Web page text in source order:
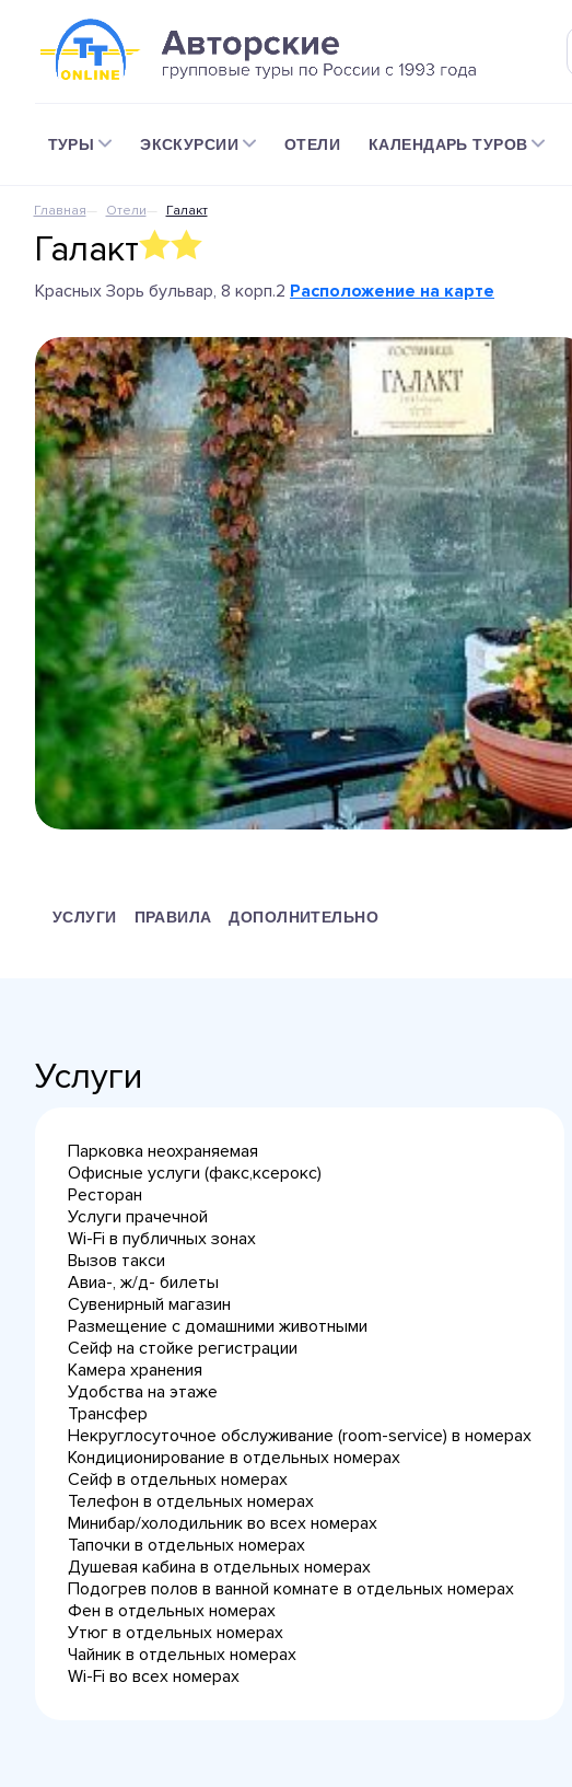
ТУРЫ ЭКСКУРСИИ ОТЕЛИ КАЛЕНДАРЬ ТУРОВ
Главная Отели Галакт
Галакт
Красных Зорь бульвар, 8 корп.2 Расположение на карте
УСЛУГИ ПРАВИЛА ДОПОЛНИТЕЛЬНО
Услуги
Парковка неохраняемая
Офисные услуги (факс,ксерокс)
Ресторан
Услуги прачечной
Wi-Fi в публичных зонах
Вызов такси
Авиа-, ж/д- билеты
Сувенирный магазин
Размещение с домашними животными
Сейф на стойке регистрации
Камера хранения
Удобства на этаже
Трансфер
Некруглосуточное обслуживание (room-service) в номерах
Кондиционирование в отдельных номерах
Сейф в отдельных номерах
Телефон в отдельных номерах
Минибар/холодильник во всех номерах
Тапочки в отдельных номерах
Душевая кабина в отдельных номерах
Подогрев полов в ванной комнате в отдельных номерах
Фен в отдельных номерах
Утюг в отдельных номерах
Чайник в отдельных номерах
Wi-Fi во всех номерах